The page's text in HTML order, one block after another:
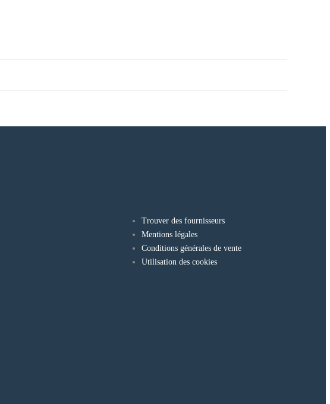
Trouver des fournisseurs
Mentions légales
Conditions générales de vente
Utilisation des cookies